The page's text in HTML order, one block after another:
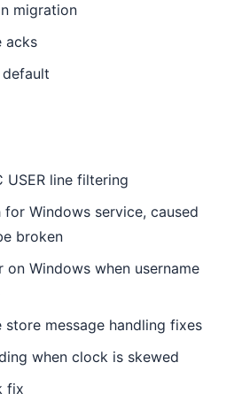
migration
acks
default
USER line filtering
for Windows service, caused
broken
on Windows when username
store message handling fixes
when clock is skewed
fix